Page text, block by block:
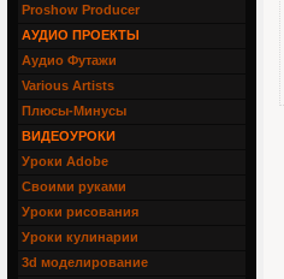
Proshow Producer
АУДИО ПРОЕКТЫ
Аудио Футажи
Various Artists
Плюсы-Минусы
ВИДЕОУРОКИ
Уроки Adobe
Своими руками
Уроки рисования
Уроки кулинарии
3d моделирование